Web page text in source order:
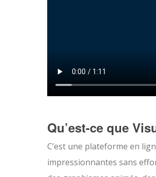
Qu’est-ce que
C’est une plateforme en
impressionnantes sans